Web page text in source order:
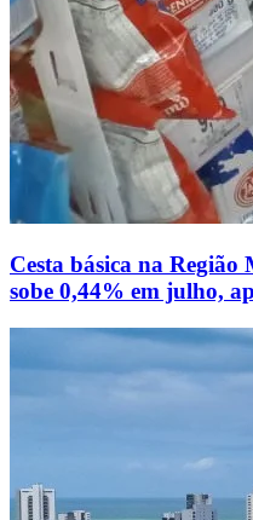
Cesta básica na
sobe 0,44% em julho,